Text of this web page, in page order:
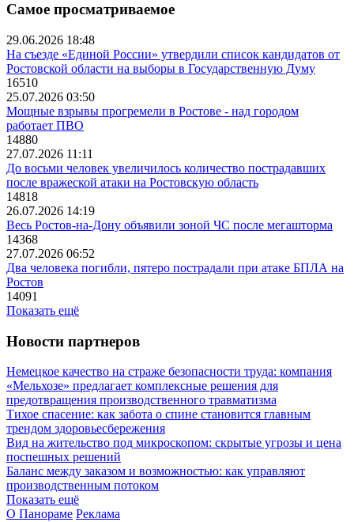
Самое просматриваемое
29.06.2026 18:48
На съезде «Единой России» утвердили список кандидатов от
Ростовской области на выборы в Государственную Думу
16510
25.07.2026 03:50
Мощные взрывы прогремели в Ростове - над городом
работает ПВО
14880
27.07.2026 11:11
До восьми человек увеличилось количество пострадавших
после вражеской атаки на Ростовскую область
14818
26.07.2026 14:19
Весь Ростов-на-Дону объявили зоной ЧС после мегашторма
14368
27.07.2026 06:52
Два человека погибли, пятеро пострадали при атаке БПЛА на
Ростов
14091
Показать ещё
Новости партнеров
Немецкое качество на страже безопасности труда: компания
«Мельхозе» предлагает комплексные решения для
предотвращения производственного травматизма
Тихое спасение: как забота о спине становится главным
трендом здоровьесбережения
Вид на жительство под микроскопом: скрытые угрозы и цена
поспешных решений
Баланс между заказом и возможностью: как управляют
производственным потоком
Показать ещё
О Панораме Реклама